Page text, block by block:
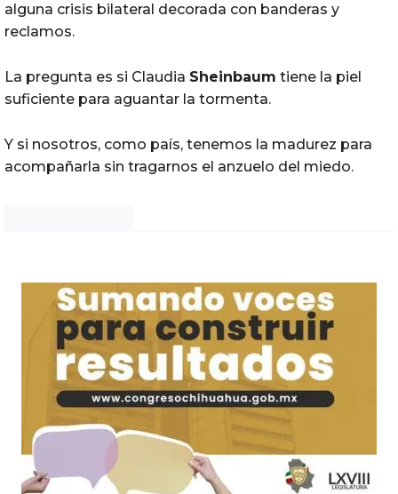
alguna crisis bilateral decorada con banderas y
reclamos.
La pregunta es si Claudia Sheinbaum tiene la piel
suficiente para aguantar la tormenta.
Y si nosotros, como país, tenemos la madurez para
acompañarla sin tragarnos el anzuelo del miedo.